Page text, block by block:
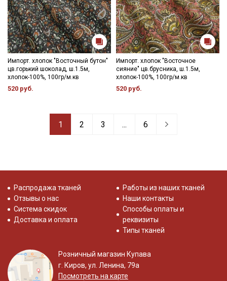
Импорт. хлопок "Восточный бутон"
цв.горький шоколад, ш.1.5м,
хлопок-100%, 100гр/м.кв
520 руб.
Импорт. хлопок "Восточное
сияние" цв.брусника, ш.1.5м,
хлопок-100%, 100гр/м.кв
520 руб.
1 2 3 ... 6
Распродажа тканей
Отзывы о нас
Система скидок
Доставка и оплата
Работы из наших тканей
Наши контакты
Способы оплаты и
реквизиты
Типы тканей
Розничный магазин Купава
г. Киров, ул. Ленина, 79а
Посмотреть на карте